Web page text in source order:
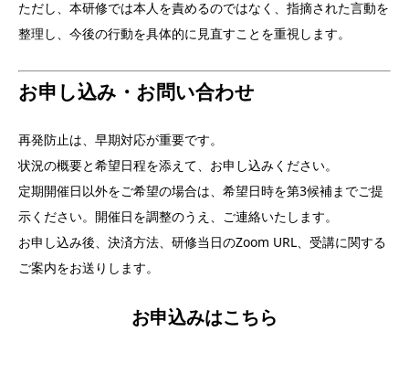
ただし、本研修では本人を責めるのではなく、指摘された言動を
整理し、今後の行動を具体的に見直すことを重視します。
お申し込み・お問い合わせ
再発防止は、早期対応が重要です。
状況の概要と希望日程を添えて、お申し込みください。
定期開催日以外をご希望の場合は、希望日時を第3候補までご提
示ください。開催日を調整のうえ、ご連絡いたします。
お申し込み後、決済方法、研修当日のZoom URL、受講に関する
ご案内をお送りします。
お申込みはこちら